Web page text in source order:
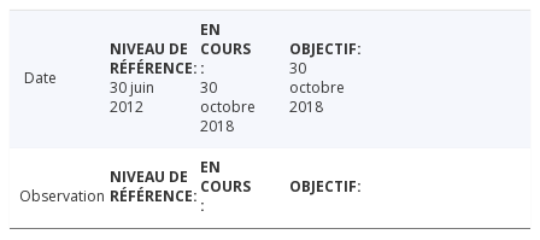
Date
30 juin
2012
30
octobre
2018
30
octobre
2018
Observation